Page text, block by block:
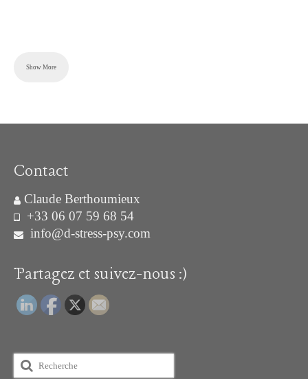
Show More
Contact
Claude Berthoumieux
+33 06 07 59 68 54
info@d-stress-psy.com
Partagez et suivez-nous :)
Rechercher